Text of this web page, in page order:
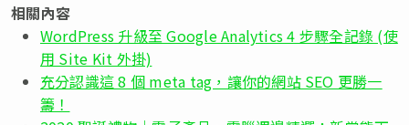
相關內容
WordPress 升級至 Google Analytics 4 步驟全記錄 (使
用 Site Kit 外掛)
充分認識這 8 個 meta tag，讓你的網站 SEO 更勝一
籌！